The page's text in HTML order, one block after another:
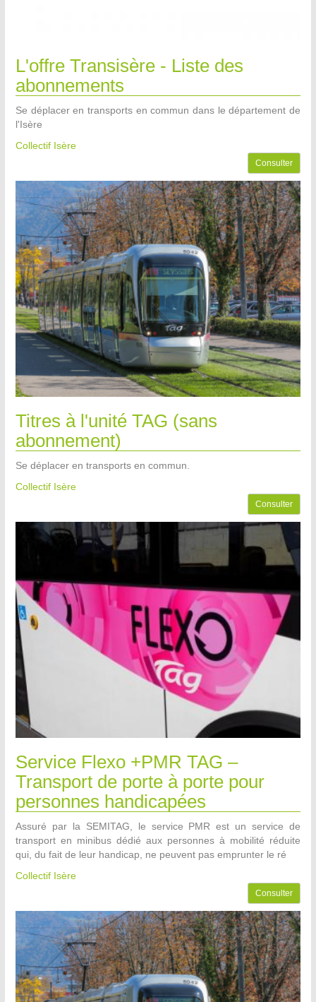
L'offre Transisère - Liste des
abonnements
Se déplacer en transports en commun dans le département de
l'Isère
Collectif Isère
Consulter
Titres à l'unité TAG (sans
abonnement)
Se déplacer en transports en commun.
Collectif Isère
Consulter
Service Flexo +PMR TAG –
Transport de porte à porte pour
personnes handicapées
Assuré par la SEMITAG, le service PMR est un service de
transport en minibus dédié aux personnes à mobilité réduite
qui, du fait de leur handicap, ne peuvent pas emprunter le ré
Collectif Isère
Consulter